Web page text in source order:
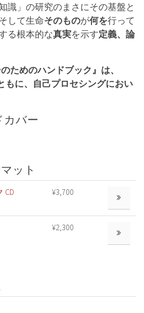
識」の研究のまさにその基盤と
して生命そのものが何を行って
る根本的な真実を示す定義、論
ためのハンドブック』は、
もに、自己プロセシングにおい
バー
ット
CD ¥3,700 もっと見る
¥2,300 もっと見る